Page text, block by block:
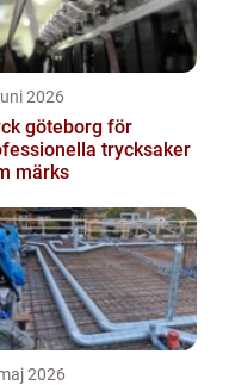
2026
göteborg för
trycksaker
märks
2026